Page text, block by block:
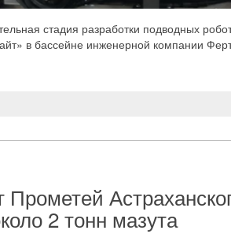
стадия разработки подводных
в бассейне инженерной компании
2 тонн мазута